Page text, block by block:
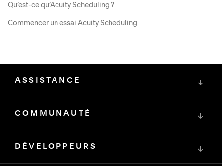
Qu’est-ce qu’Acuity Scheduling ?
Commencer un essai Acuity Scheduling
ASSISTANCE ↓
COMMUNAUTÉ ↓
DÉVELOPPEURS ↓